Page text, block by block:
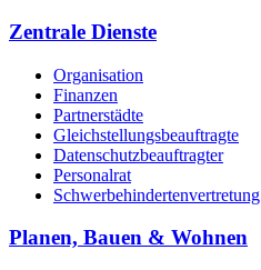
Zentrale Dienste
Organisation
Finanzen
Partnerstädte
Gleichstellungsbeauftragte
Datenschutzbeauftragter
Personalrat
Schwerbehinderten­vertretung
Planen, Bauen & Wohnen